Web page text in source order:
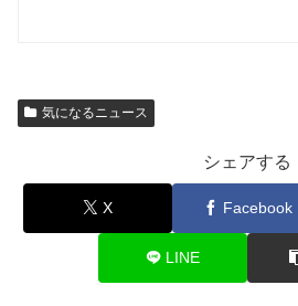
気になるニュース
シェアする
X Facebook
LINE